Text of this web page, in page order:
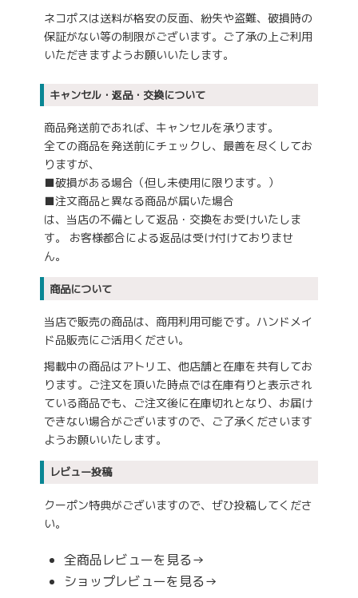
ネコポスは送料が格安の反面、紛失や盗難、破損時の
保証がない等の制限がございます。ご了承の上ご利用
いただきますようお願いいたします。
キャンセル・返品・交換について
商品発送前であれば、キャンセルを承ります。
全ての商品を発送前にチェックし、最善を尽くしてお
りますが、
■破損がある場合（但し未使用に限ります。）
■注文商品と異なる商品が届いた場合
は、当店の不備として返品・交換をお受けいたしま
す。 お客様都合による返品は受け付けておりませ
ん。
商品について
当店で販売の商品は、商用利用可能です。ハンドメイ
ド品販売にご活用ください。
掲載中の商品はアトリエ、他店舗と在庫を共有してお
ります。ご注文を頂いた時点では在庫有りと表示され
ている商品でも、ご注文後に在庫切れとなり、お届け
できない場合がございますので、ご了承くださいます
ようお願いいたします。
レビュー投稿
クーポン特典がございますので、ぜひ投稿してくださ
い。
全商品レビューを見る→
ショップレビューを見る→